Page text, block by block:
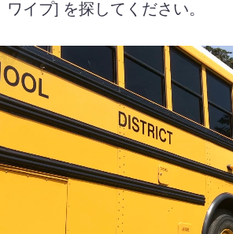
ワイプ] を探してください。